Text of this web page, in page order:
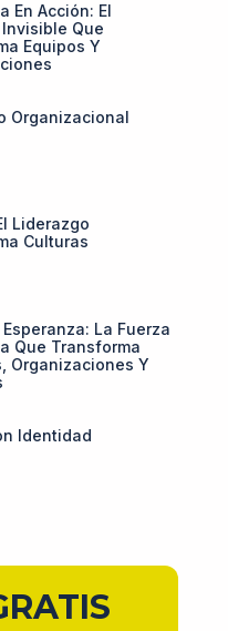
En Acción: El
Que
Equipos Y
Organizacional
Liderazgo
Culturas
La Fuerza
Que Transforma
Organizaciones Y
Identidad